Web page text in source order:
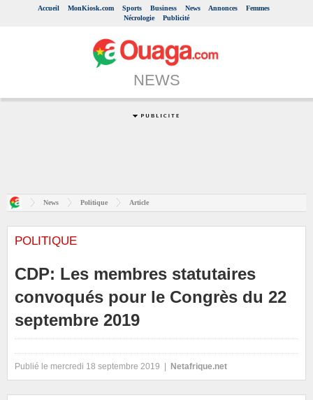
Accueil MonKiosk.com Sports Business News Annonces
Femmes
Nécrologie
Publicité
NEWS
News Politique Article
POLITIQUE
CDP: Les membres statutaires
convoqués pour le Congrès du 22
septembre 2019
Publié le mercredi 18 septembre 2019 | Netafrique.net